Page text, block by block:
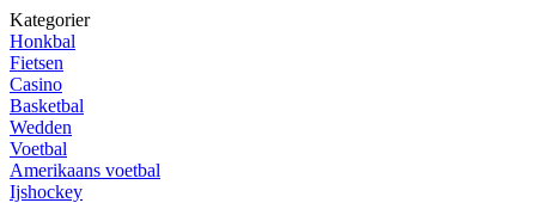
Kategorier
Honkbal
Fietsen
Casino
Basketbal
Wedden
Voetbal
Amerikaans voetbal
Ijshockey